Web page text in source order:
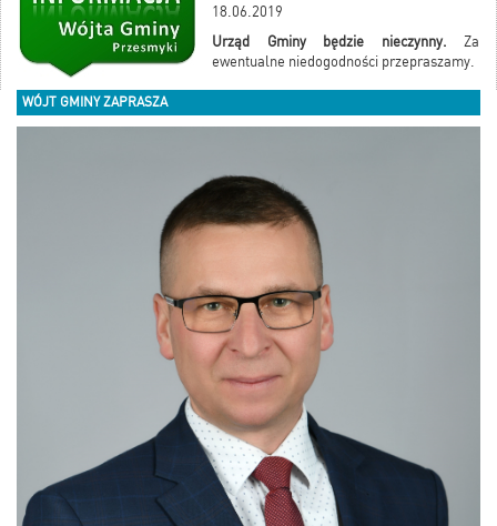
18.06.2019
Urząd Gminy będzie nieczynny. Za
ewentualne niedogodności przepraszamy.
WÓJT GMINY ZAPRASZA